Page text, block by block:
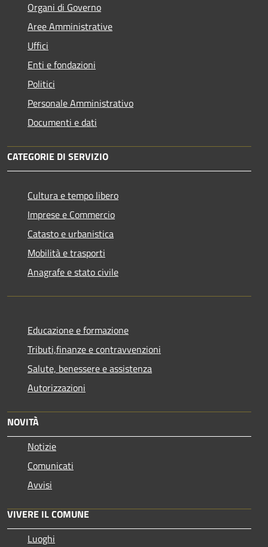
Organi di Governo
Aree Amministrative
Uffici
Enti e fondazioni
Politici
Personale Amministrativo
Documenti e dati
CATEGORIE DI SERVIZIO
Cultura e tempo libero
Imprese e Commercio
Catasto e urbanistica
Mobilità e trasporti
Anagrafe e stato civile
Educazione e formazione
Tributi,finanze e contravvenzioni
Salute, benessere e assistenza
Autorizzazioni
NOVITÀ
Notizie
Comunicati
Avvisi
VIVERE IL COMUNE
Luoghi